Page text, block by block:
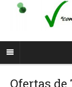
Ofertas